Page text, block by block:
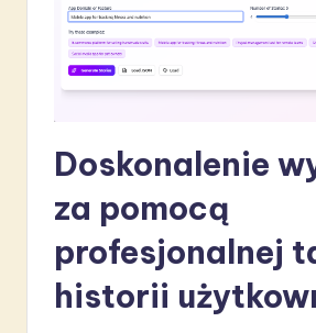
Doskonalenie
za pomocą
profesjonalnej
historii